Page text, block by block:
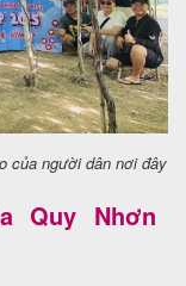
của người dân nơi đây
Quy Nhơn